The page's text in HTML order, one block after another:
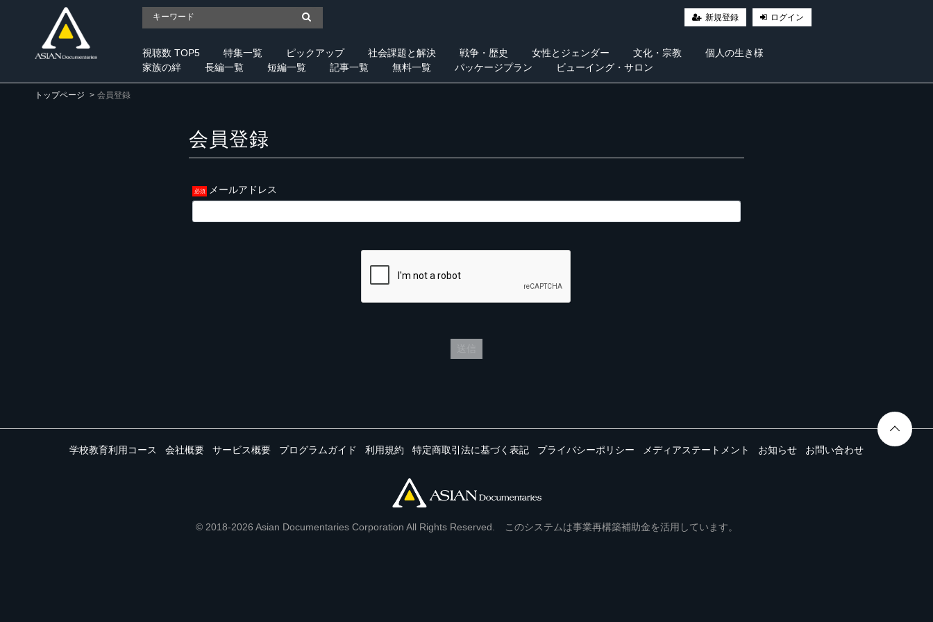
新規登録 ログイン
視聴数 TOP5 特集一覧 ピックアップ 社会課題と解決 戦争・歴史 女性とジェンダー 文化・宗教
個人の生き様
家族の絆
長編一覧 短編一覧 記事一覧 無料一覧 パッケージプラン ビューイング・サロン
トップページ 会員登録
会員登録
メールアドレス
学校教育利用コース 会社概要 サービス概要 プログラムガイド 利用規約 特定商取引法に基づく表記 プライバシーポリシー メディアステートメント お知らせ お問い合わせ
© 2018-2026 Asian Documentaries Corporation All Rights Reserved. このシステムは事業再構築補助金を活用しています。